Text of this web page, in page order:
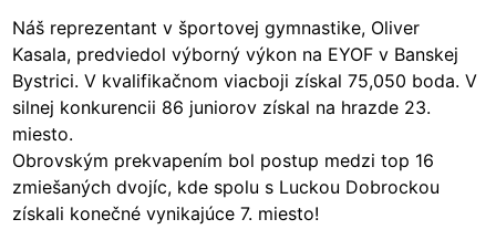
Náš reprezentant v športovej gymnastike, Oliver
Kasala, predviedol výborný výkon na EYOF v Banskej
Bystrici. V kvalifikačnom viacboji získal 75,050 boda. V
silnej konkurencii 86 juniorov získal na hrazde 23.
miesto.
Obrovským prekvapením bol postup medzi top 16
zmiešaných dvojíc, kde spolu s Luckou Dobrockou
získali konečné vynikajúce 7. miesto!